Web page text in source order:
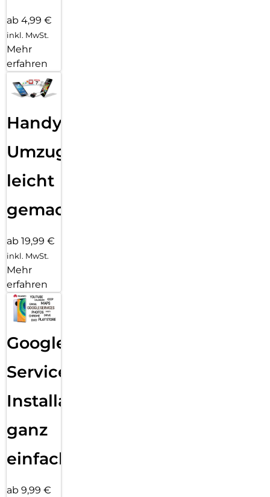
ab 4,99 €
inkl. MwSt.
Mehr
erfahren
Handy
Umzug
leicht
gemacht!
ab 19,99 €
inkl. MwSt.
Mehr
erfahren
Google
Services
Installation
ganz
einfach
ab 9,99 €